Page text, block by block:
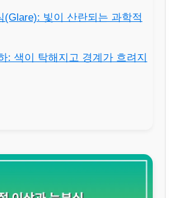
(Glare): 빛이 산란되는 과학적
: 색이 탁해지고 경계가 흐려지